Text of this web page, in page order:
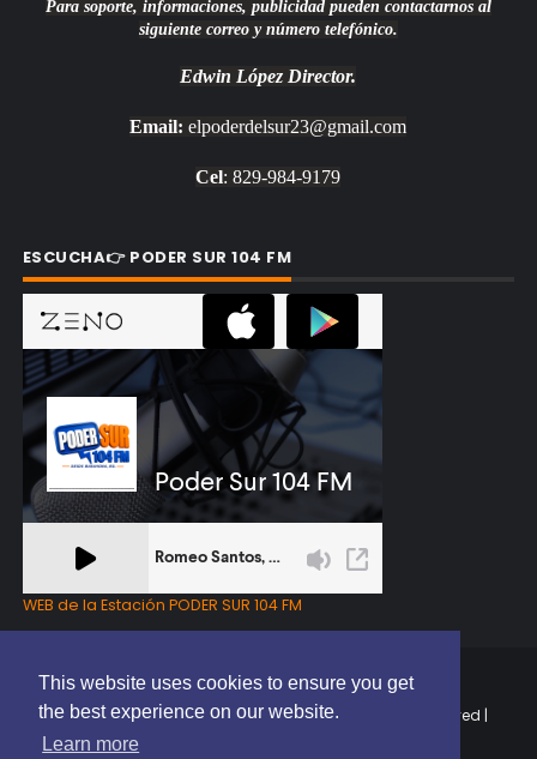
This website uses cookies to ensure you get
the best experience on our website.
Learn more
Para soporte, informaciones, publicidad pueden contactarnos al
siguiente correo y número telefónico.
Edwin López Director.
Email: elpoderdelsur23@gmail.com
Cel: 829-984-9179
ESCUCHA👉 PODER SUR 104 FM
WEB de la Estación PODER SUR 104 FM
Copyright © 2025 | EL PODER DEL SUR RD | All Rights Reserved |